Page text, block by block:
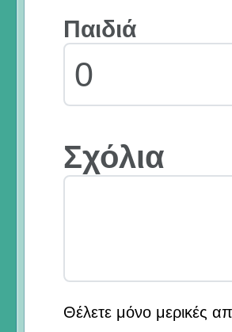
Παιδιά
Σχόλια
Θέλετε μόνο μερικές